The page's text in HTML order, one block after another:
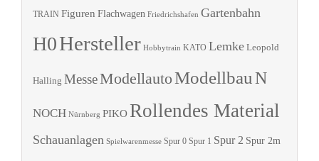
TRAIN Figuren Flachwagen Friedrichshafen Gartenbahn
H0Hersteller Hobbytrain KATO Lemke Leopold
Halling MesseModellautoModellbauN
NOCH Nürnberg PIKO Rollendes Material
Schauanlagen Spielwarenmesse Spur 0 Spur 1 Spur 2 Spur 2m